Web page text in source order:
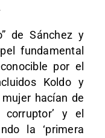
de Sánchez y
fundamental
por el
Koldo y
mujer hacían de
y el
la ‘primera